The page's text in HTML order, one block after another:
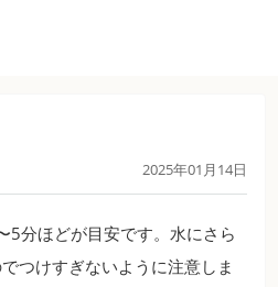
2025年01月14日
5分ほどが目安です。水にさら
つけすぎないように注意しま